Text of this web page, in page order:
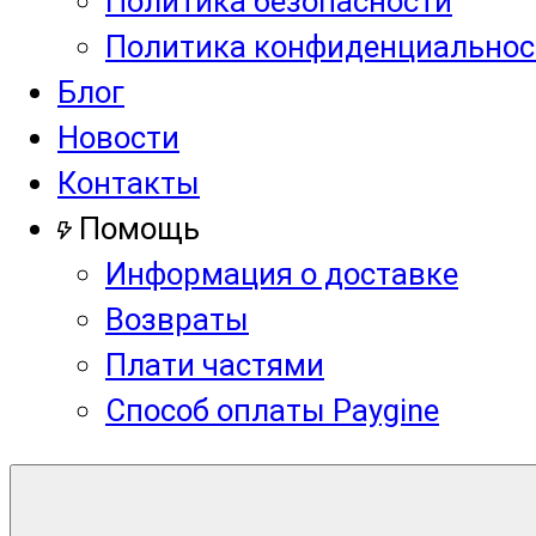
Политика
Блог
Новости
Контакты
Помощь
Информация о доставке
Возвраты
Плати частями
Способ оплаты Paygine